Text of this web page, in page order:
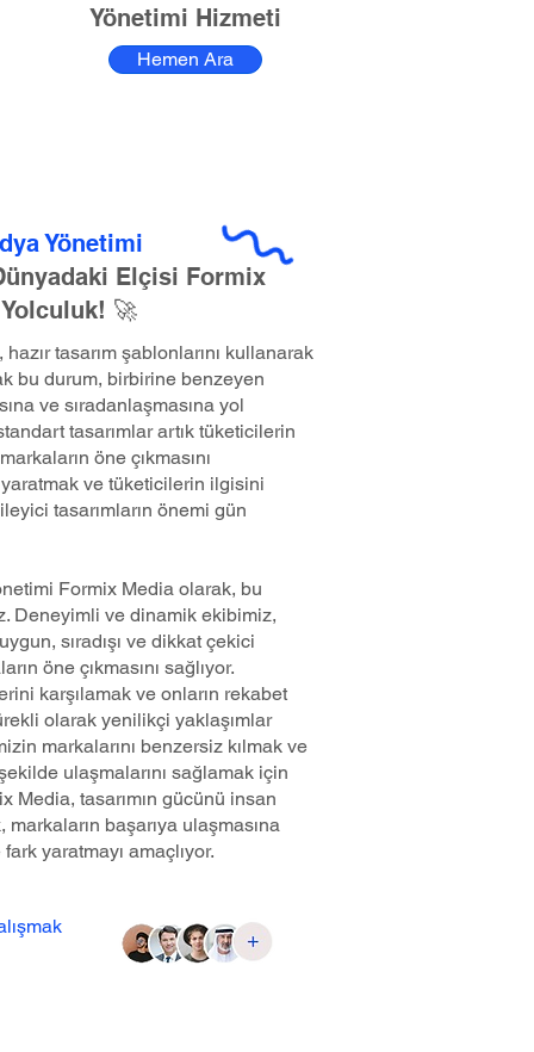
Yönetimi Hizmeti
Hemen Ara
Yönetimi
Elçisi Formix
🚀
tasarım şablonlarını kullanarak
bu durum, birbirine benzeyen
ve sıradanlaşmasına yol
tasarımlar artık tüketicilerin
öne çıkmasını
yaratmak ve tüketicilerin ilgisini
tasarımların önemi gün
Formix Media olarak, bu
Deneyimli ve dinamik ekibimiz,
sıradışı ve dikkat çekici
öne çıkmasını sağlıyor.
karşılamak ve onların rekabet
olarak yenilikçi yaklaşımlar
markalarını benzersiz kılmak ve
ulaşmalarını sağlamak için
Media, tasarımın gücünü insan
başarıya ulaşmasına
yaratmayı amaçlıyor.